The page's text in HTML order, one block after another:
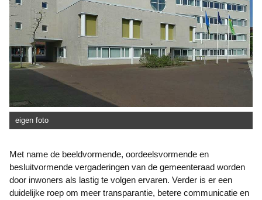
eigen foto
Met name de beeldvormende, oordeelsvormende en
besluitvormende vergaderingen van de gemeenteraad worden
door inwoners als lastig te volgen ervaren. Verder is er een
duidelijke roep om meer transparantie, betere communicatie en